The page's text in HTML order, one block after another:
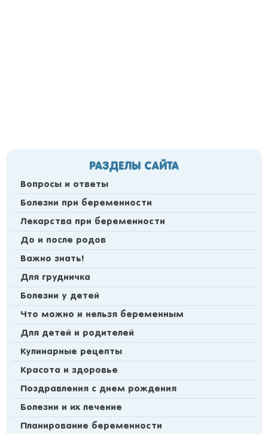
РАЗДЕЛЫ САЙТА
Вопросы и ответы
Болезни при беременности
Лекарства при беременности
До и после родов
Важно знать!
Для грудничка
Болезни у детей
Что можно и нельзя беременным
Для детей и родителей
Кулинарные рецепты
Красота и здоровье
Поздравления с днем рождения
Болезни и их лечение
Планирование беременности